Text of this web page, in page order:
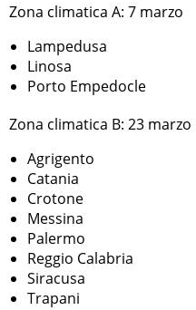
Zona climatica A: 7 marzo
Lampedusa
Linosa
Porto Empedocle
Zona climatica B: 23 marzo
Agrigento
Catania
Crotone
Messina
Palermo
Reggio Calabria
Siracusa
Trapani